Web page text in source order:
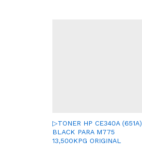
▷TONER HP CE340A (651A)
BLACK PARA M775
13,500KPG ORIGINAL